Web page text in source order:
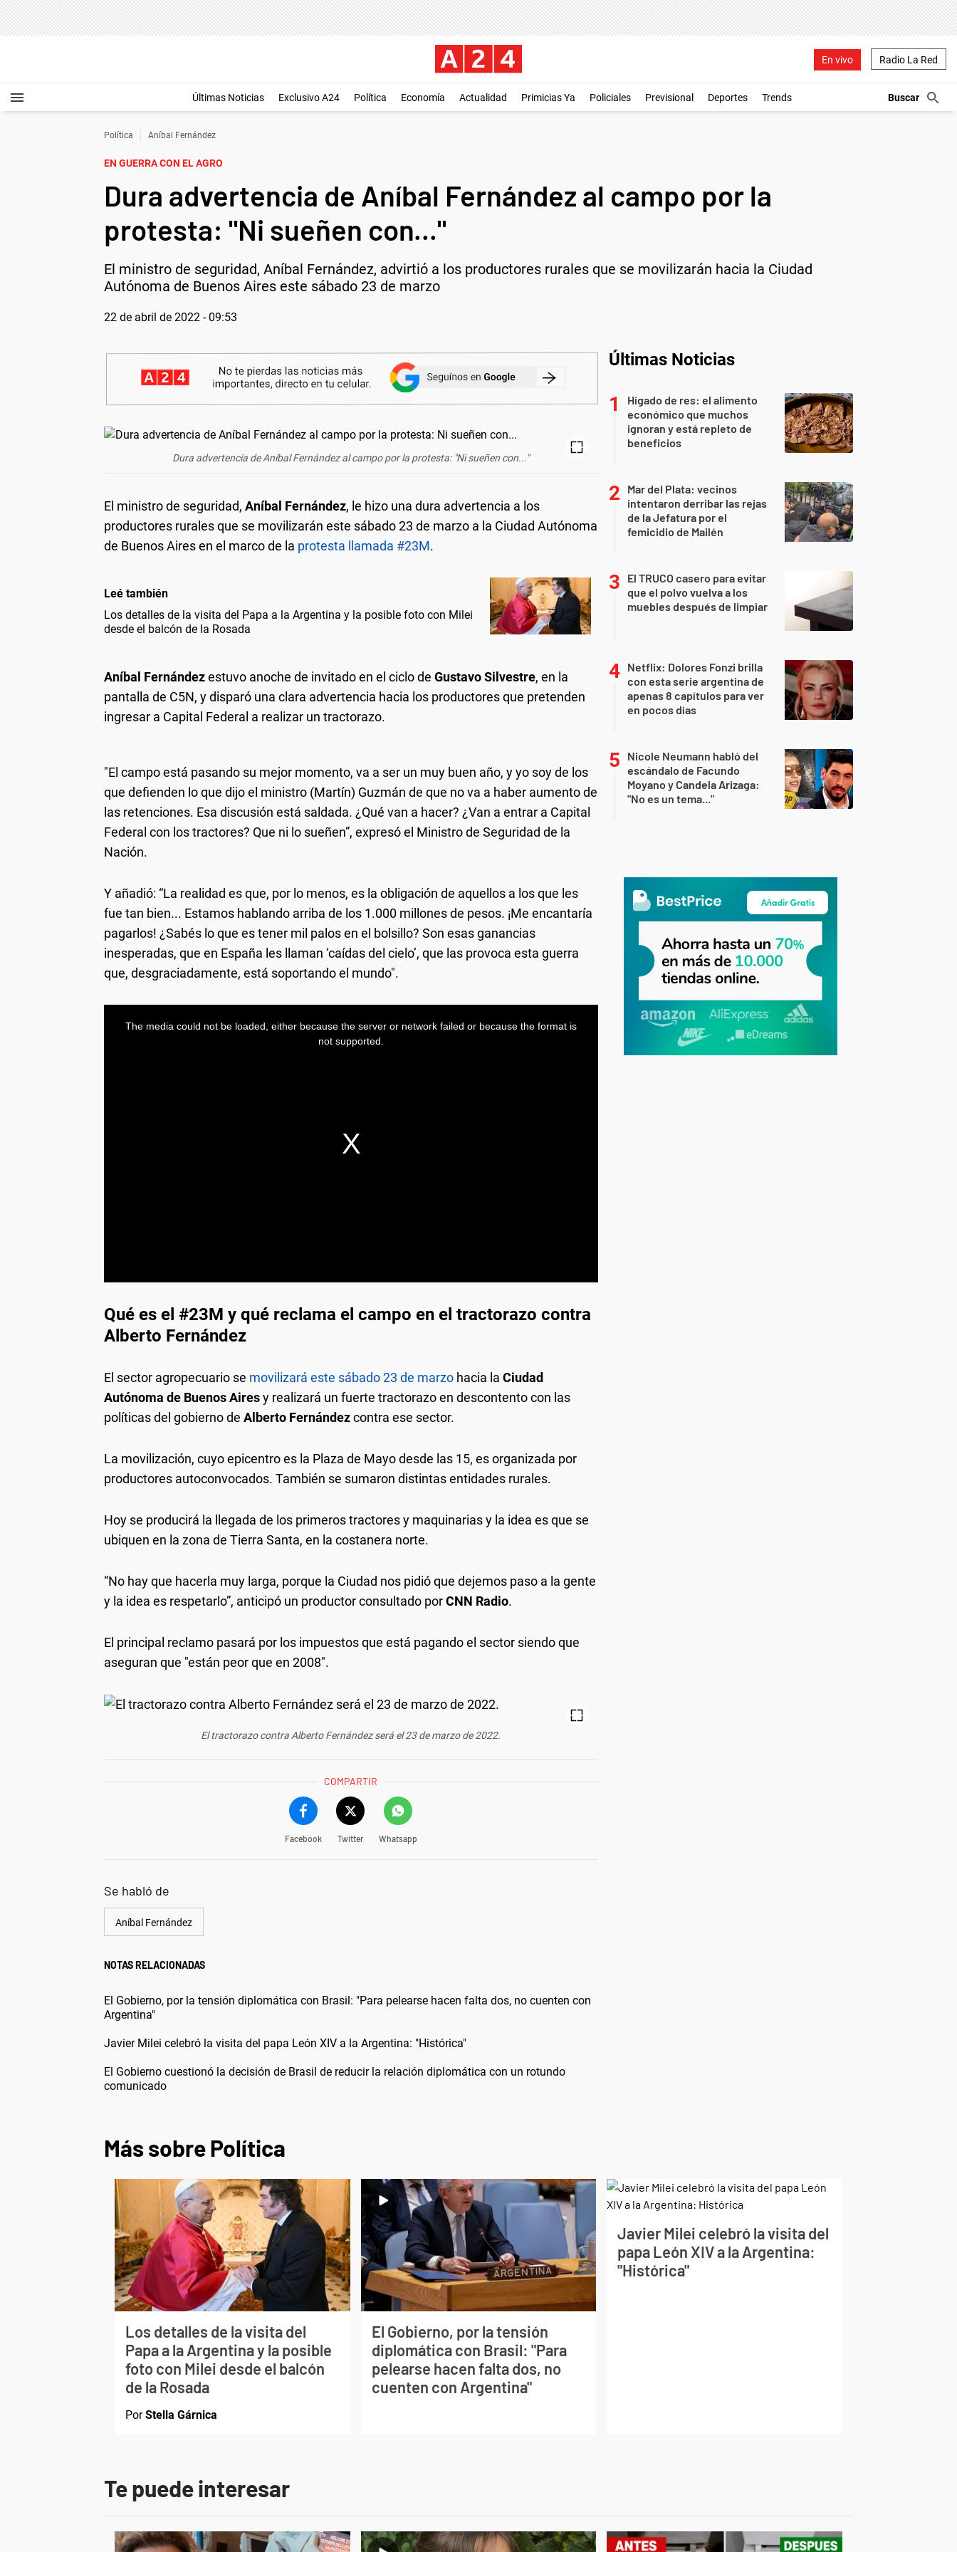
En vivo Radio La Red
Últimas Noticias Exclusivo A24 Política Economía Actualidad Primicias Ya Policiales Previsional Deportes Trends
Política Aníbal Fernández
EN GUERRA CON EL AGRO
Dura advertencia de Aníbal Fernández al campo por la
protesta: "Ni sueñen con..."
El ministro de seguridad, Aníbal Fernández, advirtió a los productores rurales que se movilizarán hacia la Ciudad
Autónoma de Buenos Aires este sábado 23 de marzo
22 de abril de 2022 - 09:53
Dura advertencia de Aníbal Fernández al campo por la protesta: "Ni sueñen con..."
El ministro de seguridad, Aníbal Fernández, le hizo una dura advertencia a los
productores rurales que se movilizarán este sábado 23 de marzo a la Ciudad Autónoma
de Buenos Aires en el marco de la protesta llamada #23M.
Leé también
Los detalles de la visita del Papa a la Argentina y la posible foto con Milei
desde el balcón de la Rosada
Aníbal Fernándezestuvo anoche de invitado en el ciclo de Gustavo Silvestre, en la
pantalla de C5N, y disparó una clara advertencia hacia los productores que pretenden
ingresar a Capital Federal a realizar un tractorazo.
"El campo está pasando su mejor momento, va a ser un muy buen año, y yo soy de los
que defienden lo que dijo el ministro (Martín) Guzmán de que no va a haber aumento de
las retenciones. Esa discusión está saldada. ¿Qué van a hacer? ¿Van a entrar a Capital
Federal con los tractores? Que ni lo sueñen”, expresó el Ministro de Seguridad de la
Nación.
Y añadió: “La realidad es que, por lo menos, es la obligación de aquellos a los que les
fue tan bien... Estamos hablando arriba de los 1.000 millones de pesos. ¡Me encantaría
pagarlos! ¿Sabés lo que es tener mil palos en el bolsillo? Son esas ganancias
inesperadas, que en España les llaman ‘caídas del cielo’, que las provoca esta guerra
que, desgraciadamente, está soportando el mundo".
Qué es el #23M y qué reclama el campo en el tractorazo contra
Alberto Fernández
El sector agropecuario se movilizará este sábado 23 de marzo hacia la Ciudad
Autónoma de Buenos Airesy realizará un fuerte tractorazo en descontento con las
políticas del gobierno de Alberto Fernándezcontra ese sector.
La movilización, cuyo epicentro es la Plaza de Mayo desde las 15, es organizada por
productores autoconvocados. También se sumaron distintas entidades rurales.
Hoy se producirá la llegada de los primeros tractores y maquinarias y la idea es que se
ubiquen en la zona de Tierra Santa, en la costanera norte.
“No hay que hacerla muy larga, porque la Ciudad nos pidió que dejemos paso a la gente
y la idea es respetarlo”, anticipó un productor consultado porCNN Radio.
El principal reclamo pasará por los impuestos que está pagando el sector siendo que
aseguran que "están peor que en 2008".
El tractorazo contra Alberto Fernández será el 23 de marzo de 2022.
COMPARTIR
Facebook Twitter Whatsapp
Se habló de
Aníbal Fernández
NOTAS RELACIONADAS
El Gobierno, por la tensión diplomática con Brasil: "Para pelearse hacen falta dos, no cuenten con
Argentina"
Javier Milei celebró la visita del papa León XIV a la Argentina: "Histórica"
El Gobierno cuestionó la decisión de Brasil de reducir la relación diplomática con un rotundo
comunicado
Últimas Noticias
Hígado de res: el alimento
económico que muchos
ignoran y está repleto de
beneficios
Mar del Plata: vecinos
intentaron derribar las rejas
de la Jefatura por el
femicidio de Mailén
El TRUCO casero para evitar
que el polvo vuelva a los
muebles después de limpiar
Netflix: Dolores Fonzi brilla
con esta serie argentina de
apenas 8 capítulos para ver
en pocos días
Nicole Neumann habló del
escándalo de Facundo
Moyano y Candela Arizaga:
"No es un tema..."
Más sobre Política
Los detalles de la visita del
Papa a la Argentina y la posible
foto con Milei desde el balcón
de la Rosada
PorStella Gárnica
El Gobierno, por la tensión
diplomática con Brasil: "Para
pelearse hacen falta dos, no
cuenten con Argentina"
Javier Milei celebró la visita del
papa León XIV a la Argentina:
"Histórica"
Te puede interesar